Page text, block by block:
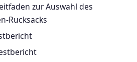
zur Auswahl des
Rucksacks